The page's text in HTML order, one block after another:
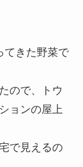
てきた野菜で
ので、トウ
ョンの屋上
で見えるの